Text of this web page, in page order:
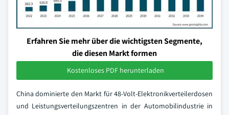
Erfahren Sie mehr über die wichtigsten Segmente,
die diesen Markt formen
Kostenloses PDF herunterladen
China dominierte den Markt für 48-Volt-Elektronikverteilerdosen
und Leistungsverteilungszentren in der Automobilindustrie in